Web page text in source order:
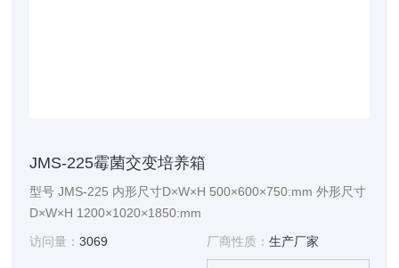
JMS-225霉菌交变培养箱
型号 JMS-225 内形尺寸D×W×H 500×600×750:mm 外形尺寸
D×W×H 1200×1020×1850:mm
访问量：3069 厂商性质： 生产厂家